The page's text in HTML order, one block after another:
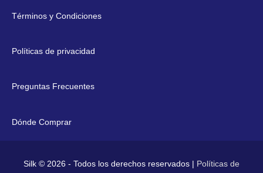
Términos y Condiciones
Políticas de privacidad
Preguntas Frecuentes
Dónde Comprar
Silk © 2026 - Todos los derechos reservados | Políticas de